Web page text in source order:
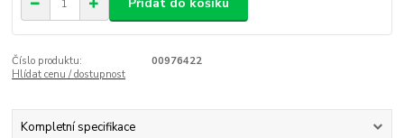
Číslo produktu:
00976422
Hlídat cenu / dostupnost
Kompletní specifikace